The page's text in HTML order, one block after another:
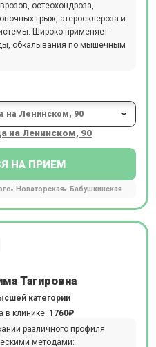
остеохондроза,
грыж, атеросклероза и
Широко применяет
обкалывания по мышечным
на Ленинском, 90
НА ПРИЕМ
Новаторская Бабушкинская
Тагировна
категории
в клинике: 1760₽
различного профиля
методами: